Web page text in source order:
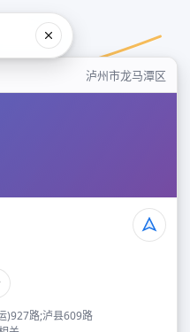
泸州市龙马潭区
)927路;泸县609路